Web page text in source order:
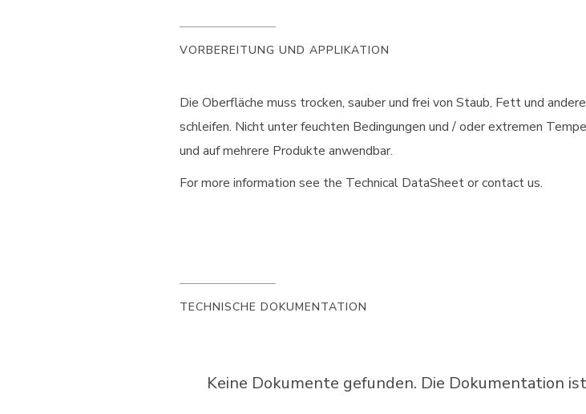
VORBEREITUNG UND APPLIKATION
Die Oberfläche muss trocken, sauber und frei von Staub, Fett und
schleifen. Nicht unter feuchten Bedingungen und / oder extremen
und auf mehrere Produkte anwendbar.
For more information see the Technical DataSheet or contact us.
TECHNISCHE DOKUMENTATION
Keine Dokumente gefunden. Die Dokumentation